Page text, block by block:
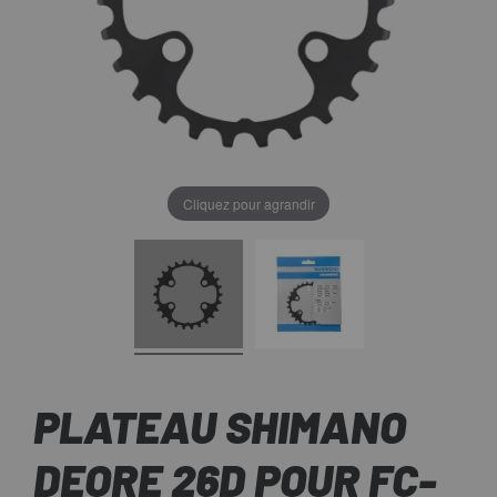
Cliquez pour agrandir
PLATEAU SHIMANO
DEORE 26D POUR FC-